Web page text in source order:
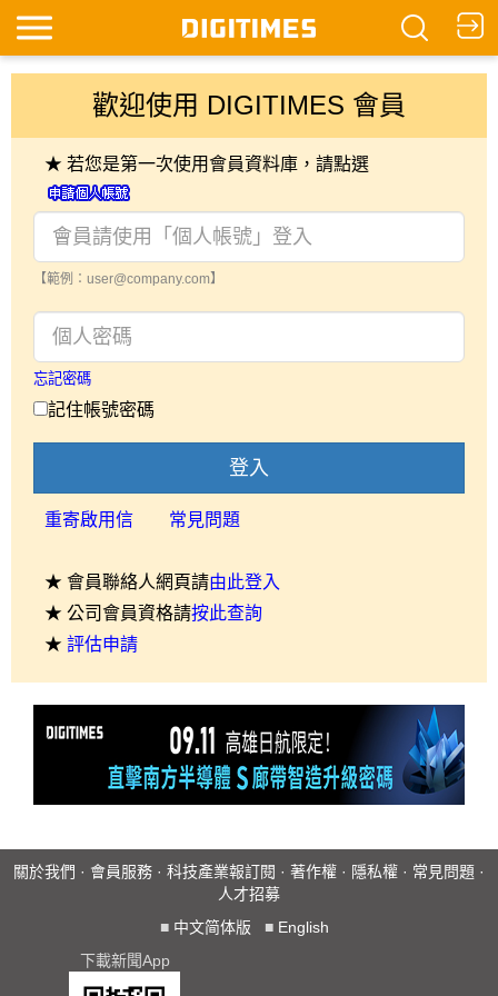
歡迎使用 DIGITIMES 會員
★ 若您是第一次使用會員資料庫，請點選
【範例：user@company.com】
忘記密碼
記住帳號密碼
登入
重寄啟用信 常見問題
★ 會員聯絡人網頁請由此登入
★ 公司會員資格請按此查詢
★ 評估申請
關於我們 · 會員服務 · 科技產業報訂閱 · 著作權 · 隱私權 · 常見問題 ·
人才招募
■ 中文简体版 ■ English
下載新聞App